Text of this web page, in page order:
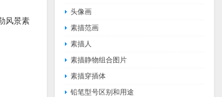
风景素
头像画
素描范画
素描人
素描静物组合图片
素描穿插体
铅笔型号区别和用途